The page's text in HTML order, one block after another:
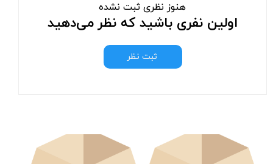
هنوز نظری ثبت نشده
اولین نفری باشید که نظر می‌دهید
ثبت نظر